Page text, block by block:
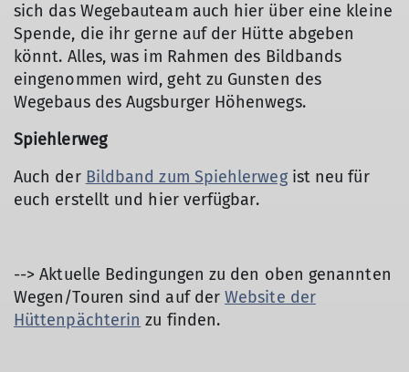
sich das Wegebauteam auch hier über eine kleine
Spende, die ihr gerne auf der Hütte abgeben
könnt. Alles, was im Rahmen des Bildbands
eingenommen wird, geht zu Gunsten des
Wegebaus des Augsburger Höhenwegs.
Spiehlerweg
Auch der Bildband zum Spiehlerwegist neu für
euch erstellt und hier verfügbar.
--> Aktuelle Bedingungen zu den oben genannten
Wegen/Touren sind auf derWebsite der
Hüttenpächterin zu finden.